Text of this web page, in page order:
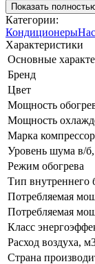
Показать
Категории:
Кондиционеры
Характеристики
Основные
Бренд
Цвет
Мощность
Мощность
Марка
Уровень шума в/
Режим обогрева
Тип внутреннего
Потребляемая
Потребляемая
Класс
Расход воздуха,
Страна